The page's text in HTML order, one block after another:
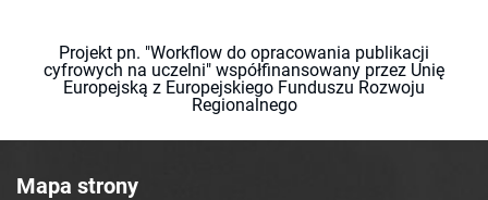
Projekt pn. "Workflow do opracowania publikacji
cyfrowych na uczelni" współfinansowany przez Unię
Europejską z Europejskiego Funduszu Rozwoju
Regionalnego
Mapa strony